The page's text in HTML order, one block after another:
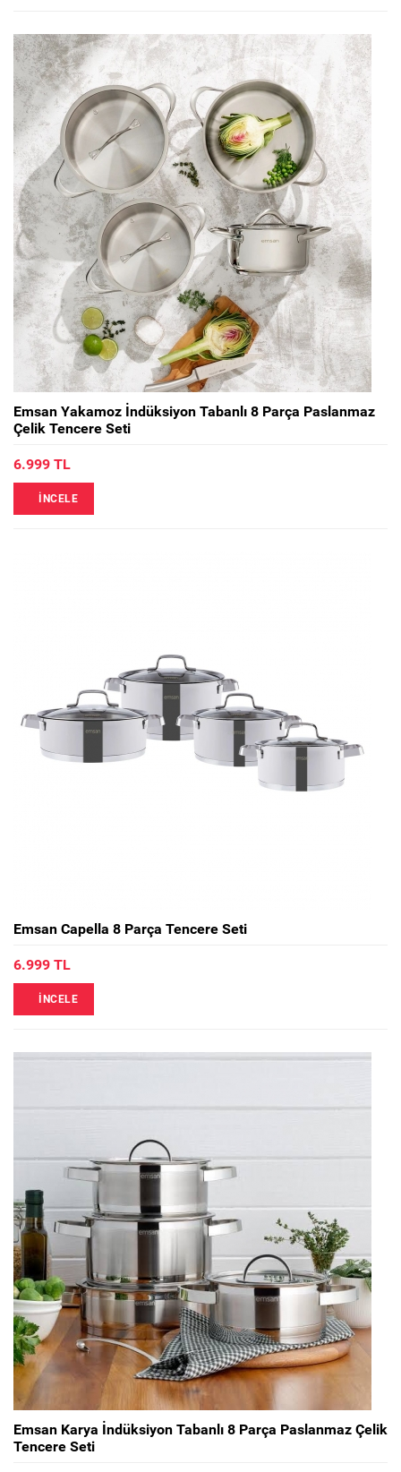
Emsan Yakamoz İndüksiyon Tabanlı 8 Parça Paslanmaz
Çelik Tencere Seti
6.999 TL
İNCELE
Emsan Capella 8 Parça Tencere Seti
6.999 TL
İNCELE
Emsan Karya İndüksiyon Tabanlı 8 Parça Paslanmaz Çelik
Tencere Seti